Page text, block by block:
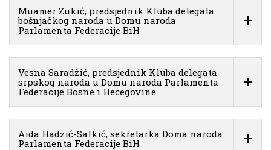
Muamer Zukić, predsjednik Kluba delegata
bošnjačkog naroda u Domu naroda
Parlamenta Federacije BiH
Vesna Saradžić, predsjednik Kluba delegata
srpskog naroda u Domu naroda Parlamenta
Federacije Bosne i Hecegovine
Aida Hadzić-Salkić, sekretarka Doma naroda
Parlamenta Federacije BiH